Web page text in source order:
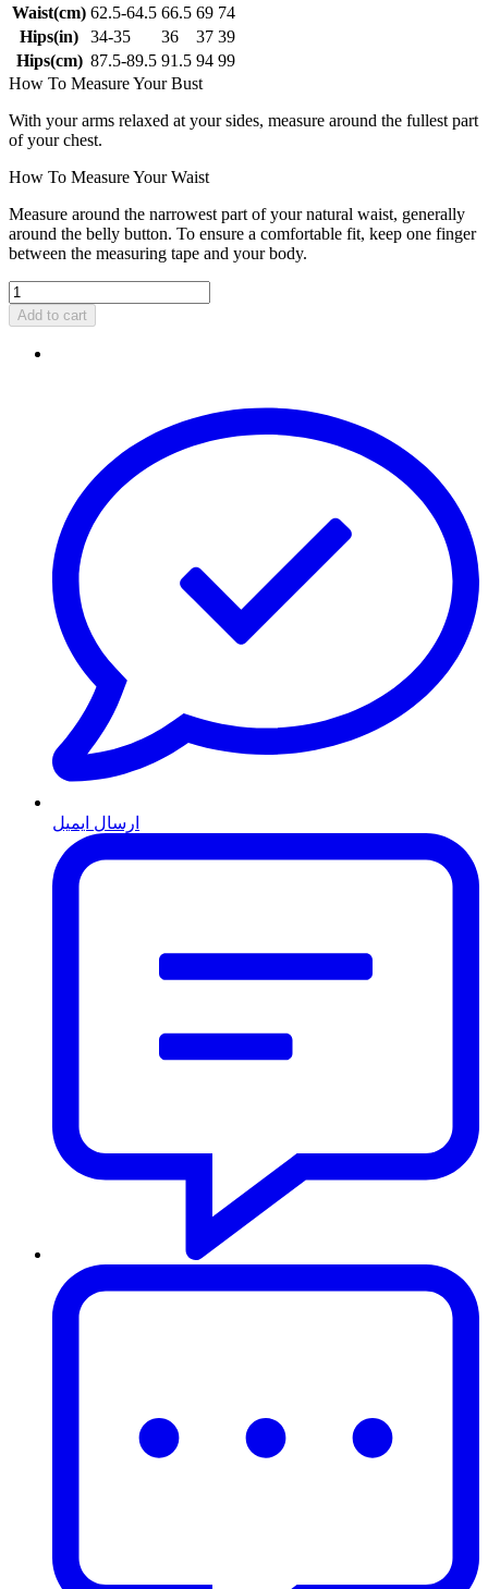
Waist(cm) 62.5-64.5 66.5 69 74
Hips(in)
34-35 36 37 39
Hips(cm) 87.5-89.5 91.5 94 99
How To Measure Your Bust
With your arms relaxed at your sides, measure around the fullest part
of your chest.
How To Measure Your Waist
Measure around the narrowest part of your natural waist, generally
around the belly button. To ensure a comfortable fit, keep one finger
between the measuring tape and your body.
Add to cart
ارسال ایمیل